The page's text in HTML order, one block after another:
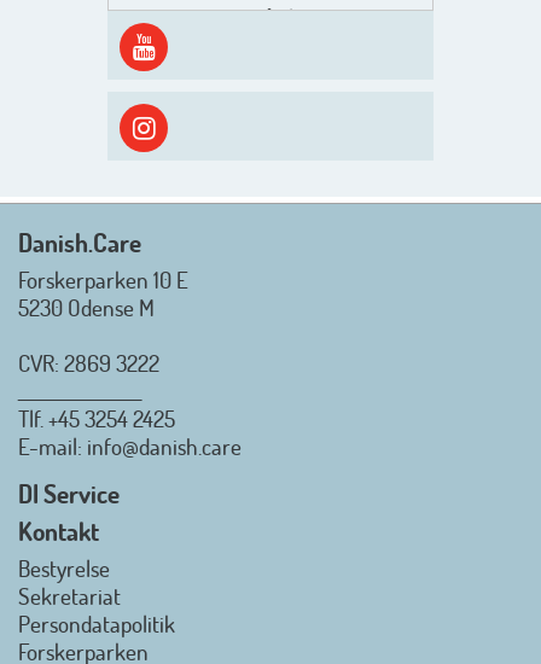
Men inden det går løs med en
spændende og aktivt
efterårsæson, så går turen først
ud i solen, ned til vandet og ind i
skyggen igen. Danish.Care holder
sommerlukket i uge 29 + 30.
Mvh. Anders, Helle og Malthe
Danish.Care - Branchen for
hjælpemidler og
Danish.Care fra den 01. juli 2026
officielt kan kalde sig for
Danish.Care
Forskerparken 10 E
5230 Odense M
CVR: 2869 3222
Tlf. +45 3254 2425
E-mail: info@danish.care
DI Service
Kontakt
Bestyrelse
Sekretariat
Persondatapolitik
Forskerparken